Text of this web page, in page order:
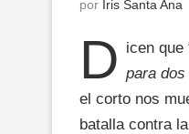
por Iris Santa Ana
D icen que
para dos
el corto nos
batalla contra